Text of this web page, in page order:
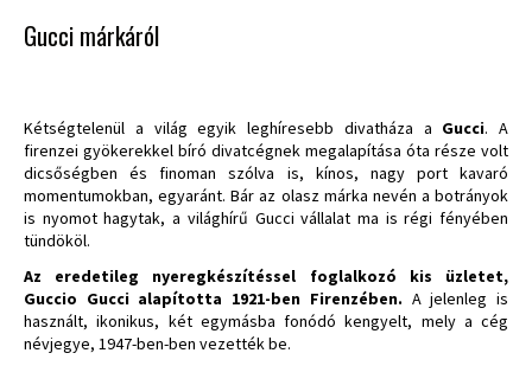
Gucci márkáról
Kétségtelenül a világ egyik leghíresebb divatháza a Gucci. A
firenzei gyökerekkel bíró divatcégnek megalapítása óta része volt
dicsőségben és finoman szólva is, kínos, nagy port kavaró
momentumokban, egyaránt. Bár az olasz márka nevén a botrányok
is nyomot hagytak, a világhírű Gucci vállalat ma is régi fényében
tündököl.
Az eredetileg nyeregkészítéssel foglalkozó kis üzletet,
Guccio Gucci alapította 1921-ben Firenzében. A jelenleg is
használt, ikonikus, két egymásba fonódó kengyelt, mely a cég
névjegye, 1947-ben-ben vezették be.